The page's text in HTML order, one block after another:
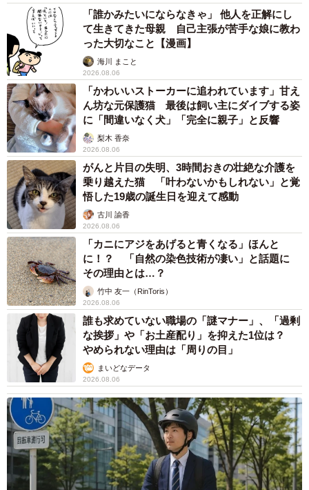
驚き！こんな不倫相手も！
出会いの場は、なにも学校だけではないようです。こんな
ところにも「不倫の現場」はあるのです。
▽保育園の保父さんと
たまたま会話の中で「私、この公園でしたことある」と急
に告白しだしたママがいたんです（笑）。「なんですか？
それ？」と思ったら、保育士（保父）さんとそういうこと
になったことがあったらしい。1年ほどで関係は終わったよ
うですが、保父さんとそういうことになるんだ、とビック
リしましたね。〔Nさん、40歳〕
「誰かみたいにならなきゃ」 他人を正解にし
て生きてきた母親 自己主張が苦手な娘に教わ
った大切なこと【漫画】
海川 まこと
2026.08.06
「かわいいストーカーに追われています」甘え
ん坊な元保護猫 最後は飼い主にダイブする姿
に「間違いなく犬」「完全に親子」と反響
梨木 香奈
2026.08.06
がんと片目の失明、3時間おきの壮絶な介護を
乗り越えた猫 「叶わないかもしれない」と覚
悟した19歳の誕生日を迎えて感動
古川 諭香
2026.08.06
「カニにアジをあげると青くなる」ほんと
に！？ 「自然の染色技術が凄い」と話題に
その理由とは…？
竹中 友一（RinToris）
2026.08.06
誰も求めていない職場の「謎マナー」、「過剰
な挨拶」や「お土産配り」を抑えた1位は？
やめられない理由は「周りの目」
まいどなデータ
2026.08.06